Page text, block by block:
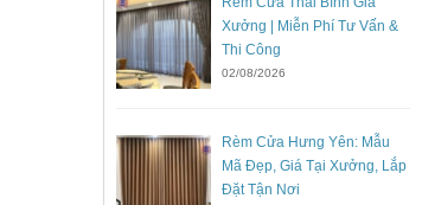
Xưởng | Miễn Phí Tư Vấn &
Thi Công
02/08/2026
Rèm Cửa Hưng Yên: Mẫu
Mã Đẹp, Giá Tại Xưởng, Lắp
Đặt Tận Nơi